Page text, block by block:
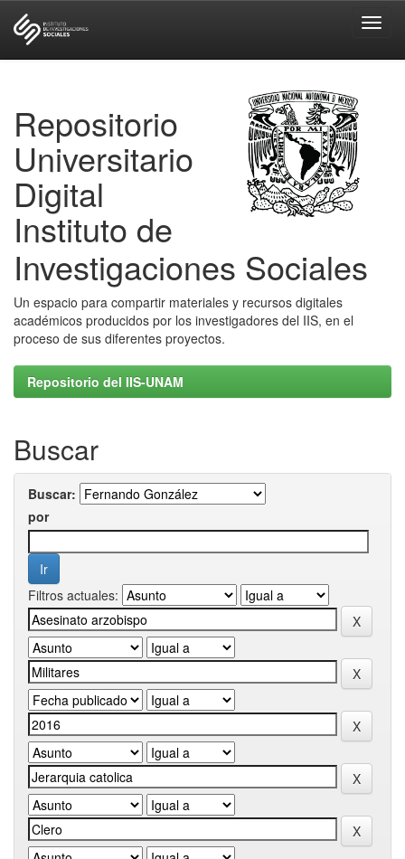
Repositorio
Universitario
Digital
Instituto de
Investigaciones Sociales
Un espacio para compartir materiales y recursos digitales
académicos producidos por los investigadores del IIS, en el
proceso de sus diferentes proyectos.
Repositorio del IIS-UNAM
Buscar
Buscar:
por
Filtros actuales: